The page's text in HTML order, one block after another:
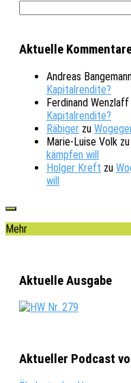
Aktuelle
Andreas
Kapitalrendite?
Ferdinand Wenzlaff
Kapitalrendite?
Räbiger zu
Marie-Luise Volk zu
kämpfen will
Holger Kreft zu
will
Mehr
Aktuelle Ausgabe
Aktueller Podcast